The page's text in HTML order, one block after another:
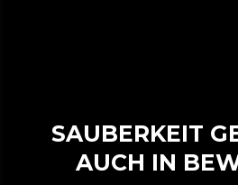
SAUBERKEIT GENIESSEN,
AUCH IN